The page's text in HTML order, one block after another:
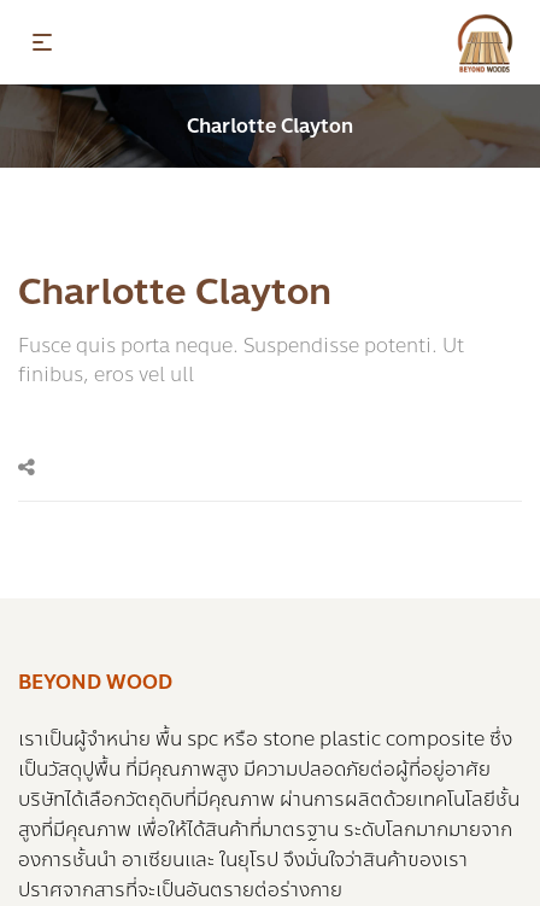
Charlotte Clayton
Charlotte Clayton
Fusce quis porta neque. Suspendisse potenti. Ut
finibus, eros vel ull
BEYOND WOOD
เราเป็นผู้จำหน่าย พื้น spc หรือ stone plastic composite ซึ่ง
เป็นวัสดุปูพื้น ที่มีคุณภาพสูง มีความปลอดภัยต่อผู้ที่อยู่อาศัย
บริษัทได้เลือกวัตถุดิบที่มีคุณภาพ ผ่านการผลิตด้วยเทคโนโลยีชั้น
สูงที่มีคุณภาพ เพื่อให้ได้สินค้าที่มาตรฐาน ระดับโลกมากมายจาก
องการชั้นนำ อาเซียนและ ในยุโรป จึงมั่นใจว่าสินค้าของเรา
ปราศจากสารที่จะเป็นอันตรายต่อร่างกาย